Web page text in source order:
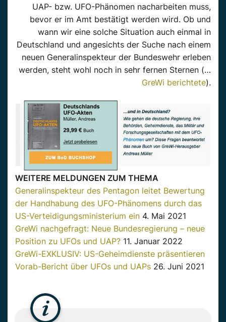
UAP- bzw. UFO-Phänomen nacharbeiten muss,
bevor er im Amt bestätigt werden wird. Ob und
wann wir eine solche Situation auch einmal in
Deutschland und angesichts der Suche nach einem
neuen Generalinspekteur der Bundeswehr erleben
werden, steht wohl noch in sehr fernen Sternen (…
GreWi berichtete).
WEITERE MELDUNGEN ZUM THEMA
Generalinspekteur des Pentagon leitet Bewertung
der Handhabung des UFO-Phänomens durch das
US-Verteidigungsministerium ein 4. Mai 2021
GreWi nachgefragt: Neue Bundesregierung – neue
Position zu UFOs und UAP? 11. Januar 2022
GreWi-EXKLUSIV: US-Geheimdienste präsentieren
Vorab-Bericht über UFOs und UAPs 26. Juni 2021